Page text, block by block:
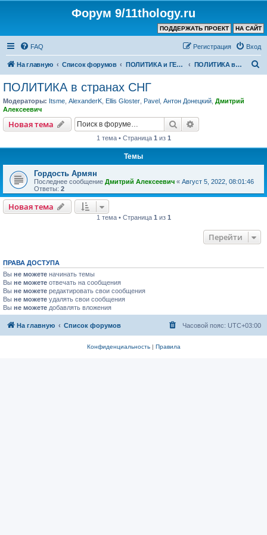
Форум 9/11thology.ru
НА САЙТ
ПОДДЕРЖАТЬ ПРОЕКТ
FAQ Вход
Регистрация
На главную Список форумов ПОЛИТИКА и ГЕОПОЛИТИКА ПОЛИТИКА в странах СНГ
ПОЛИТИКА в странах СНГ
Модераторы: Itsme AlexanderK Ellis Gloster Pavel Антон Донецкий Дмитрий
Алексеевич
Новая тема Поиск
1 тема • Страница 1 из 1
Темы
Гордость Армян
Последнее сообщение Дмитрий Алексеевич « Август 5, 2022, 08:01:46
Ответы: 2
Новая тема
1 тема • Страница 1 из 1
Перейти
ПРАВА ДОСТУПА
Вы не можете начинать темы
Вы не можете отвечать на сообщения
Вы не можете редактировать свои сообщения
Вы не можете удалять свои сообщения
Вы не можете добавлять вложения
На главную Список форумов Часовой пояс: UTC+03:00
Конфиденциальность| Правила